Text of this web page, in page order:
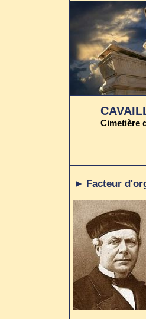
Cimetière
► Facteur